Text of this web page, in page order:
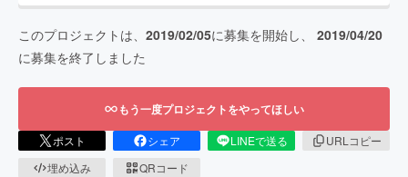
このプロジェクトは、 2019/02/05に募集を開始し、 2019/04/20
に募集を終了しました
もう一度プロジェクトをやってほしい
ポスト シェア LINEで送る
URLコピー
埋め込み
QRコード